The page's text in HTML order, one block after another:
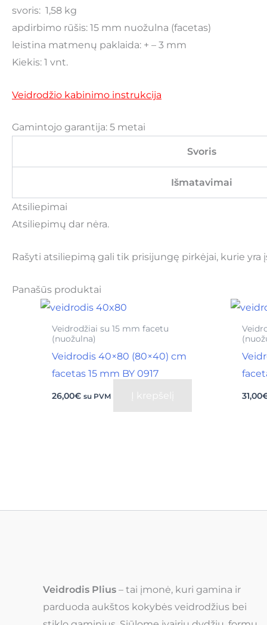
svoris: 1,58 kg
apdirbimo rūšis: 15 mm nuožulna (facetas)
leistina matmenų paklaida: + – 3 mm
Kiekis: 1 vnt.
Veidrodžio kabinimo instrukcija
Gamintojo garantija: 5 metai
Svoris
Išmatavimai
Atsiliepimai
Atsiliepimų dar nėra.
Rašyti atsiliepimą gali tik prisijungę pirkėjai, kurie yra
Panašūs produktai
Veidrodžiai su 15 mm facetu
(nuožulna)
Veidrodis 40×80 (80×40) cm
facetas 15 mm BY 0917
26,00€ su PVM Į krepšelį 31,00
Veidrodis Plius – tai įmonė, kuri gamina ir
parduoda aukštos kokybės veidrodžius bei